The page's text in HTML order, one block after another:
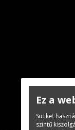
Ez a
Sütiket
szintű